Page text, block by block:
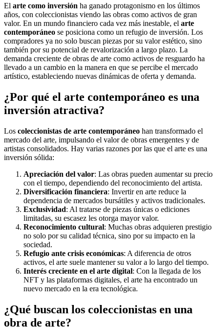
El arte como inversión ha ganado protagonismo en los últimos
años, con coleccionistas viendo las obras como activos de gran
valor. En un mundo financiero cada vez más inestable, el arte
contemporáneo se posiciona como un refugio de inversión. Los
compradores ya no solo buscan piezas por su valor estético, sino
también por su potencial de revalorización a largo plazo. La
demanda creciente de obras de arte como activos de resguardo ha
llevado a un cambio en la manera en que se percibe el mercado
artístico, estableciendo nuevas dinámicas de oferta y demanda.
¿Por qué el arte contemporáneo es una
inversión atractiva?
Los coleccionistas de arte contemporáneo han transformado el
mercado del arte, impulsando el valor de obras emergentes y de
artistas consolidados. Hay varias razones por las que el arte es una
inversión sólida:
Apreciación del valor: Las obras pueden aumentar su precio
con el tiempo, dependiendo del reconocimiento del artista.
Diversificación financiera: Invertir en arte reduce la
dependencia de mercados bursátiles y activos tradicionales.
Exclusividad: Al tratarse de piezas únicas o ediciones
limitadas, su escasez les otorga mayor valor.
Reconocimiento cultural: Muchas obras adquieren prestigio
no solo por su calidad técnica, sino por su impacto en la
sociedad.
Refugio ante crisis económicas: A diferencia de otros
activos, el arte suele mantener su valor a lo largo del tiempo.
Interés creciente en el arte digital: Con la llegada de los
NFT y las plataformas digitales, el arte ha encontrado un
nuevo mercado en la era tecnológica.
¿Qué buscan los coleccionistas en una
obra de arte?